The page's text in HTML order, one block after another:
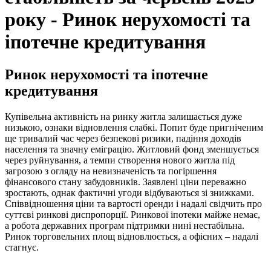
року - Ринок нерухомості та
іпотечне кредитування
Ринок нерухомості та іпотечне
кредитування
Купівельна активність на ринку житла залишається дуже
низькою, ознаки відновлення слабкі. Попит буде пригніченим
ще тривалий час через безпекові ризики, падіння доходів
населення та значну еміграцію. Житловий фонд зменшується
через руйнування, а темпи створення нового житла під
загрозою з огляду на невизначеність та погіршення
фінансового стану забудовників. Заявлені ціни переважно
зростають, однак фактичні угоди відбуваються зі знижками.
Співвідношення ціни та вартості оренди і надалі свідчить про
суттєві ринкові диспропорції. Ринкової іпотеки майже немає,
а робота державних програм підтримки нині нестабільна.
Ринок торговельних площ відновлюється, а офісних – надалі
стагнує.